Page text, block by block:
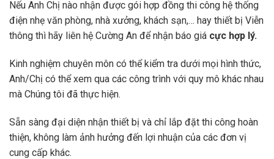
Nếu Anh Chị nào nhận được gói hợp đồng thi công hệ thống
điện nhẹ văn phòng, nhà xưởng, khách sạn,… hay thiết bị Viễn
thông thì hãy liên hệ Cường An để nhận báo giá cực hợp lý.
Kinh nghiệm chuyên môn có thể kiểm tra dưới mọi hình thức,
Anh/Chị có thể xem qua các công trình với quy mô khác nhau
mà Chúng tôi đã thực hiện.
Sẵn sàng đại diện nhận thiết bị và chỉ lắp đặt thi công hoàn
thiện, không làm ảnh hưởng đến lợi nhuận của các đơn vị
cung cấp khác.